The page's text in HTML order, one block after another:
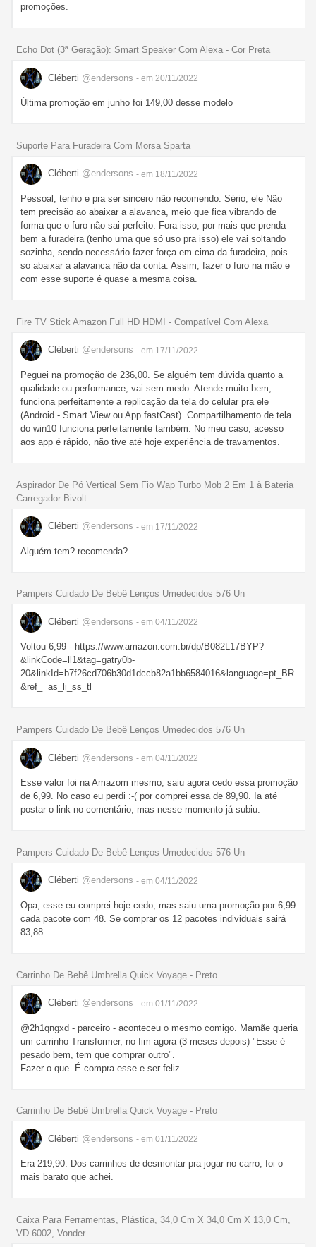
promoções.
Echo Dot (3ª Geração): Smart Speaker Com Alexa - Cor Preta
Cléberti @endersons - em 20/11/2022
Última promoção em junho foi 149,00 desse modelo
Suporte Para Furadeira Com Morsa Sparta
Cléberti @endersons - em 18/11/2022
Pessoal, tenho e pra ser sincero não recomendo. Sério, ele Não
tem precisão ao abaixar a alavanca, meio que fica vibrando de
forma que o furo não sai perfeito. Fora isso, por mais que prenda
bem a furadeira (tenho uma que só uso pra isso) ele vai soltando
sozinha, sendo necessário fazer força em cima da furadeira, pois
so abaixar a alavanca não da conta. Assim, fazer o furo na mão e
com esse suporte é quase a mesma coisa.
Fire TV Stick Amazon Full HD HDMI - Compatível Com Alexa
Cléberti @endersons - em 17/11/2022
Peguei na promoção de 236,00. Se alguém tem dúvida quanto a
qualidade ou performance, vai sem medo. Atende muito bem,
funciona perfeitamente a replicação da tela do celular pra ele
(Android - Smart View ou App fastCast). Compartilhamento de tela
do win10 funciona perfeitamente também. No meu caso, acesso
aos app é rápido, não tive até hoje experiência de travamentos.
Aspirador De Pó Vertical Sem Fio Wap Turbo Mob 2 Em 1 à Bateria
Carregador Bivolt
Cléberti @endersons - em 17/11/2022
Alguém tem? recomenda?
Pampers Cuidado De Bebê Lenços Umedecidos 576 Un
Cléberti @endersons - em 04/11/2022
Voltou 6,99 - https://www.amazon.com.br/dp/B082L17BYP?
&linkCode=ll1&tag=gatry0b-
20&linkId=b7f26cd706b30d1dccb82a1bb6584016&language=pt_BR
&ref_=as_li_ss_tl
Pampers Cuidado De Bebê Lenços Umedecidos 576 Un
Cléberti @endersons - em 04/11/2022
Esse valor foi na Amazom mesmo, saiu agora cedo essa promoção
de 6,99. No caso eu perdi :-( por comprei essa de 89,90. Ia até
postar o link no comentário, mas nesse momento já subiu.
Pampers Cuidado De Bebê Lenços Umedecidos 576 Un
Cléberti @endersons - em 04/11/2022
Opa, esse eu comprei hoje cedo, mas saiu uma promoção por 6,99
cada pacote com 48. Se comprar os 12 pacotes individuais sairá
83,88.
Carrinho De Bebê Umbrella Quick Voyage - Preto
Cléberti @endersons - em 01/11/2022
@2h1qngxd - parceiro - aconteceu o mesmo comigo. Mamãe queria
um carrinho Transformer, no fim agora (3 meses depois) "Esse é
pesado bem, tem que comprar outro".
Fazer o que. É compra esse e ser feliz.
Carrinho De Bebê Umbrella Quick Voyage - Preto
Cléberti @endersons - em 01/11/2022
Era 219,90. Dos carrinhos de desmontar pra jogar no carro, foi o
mais barato que achei.
Caixa Para Ferramentas, Plástica, 34,0 Cm X 34,0 Cm X 13,0 Cm,
VD 6002, Vonder